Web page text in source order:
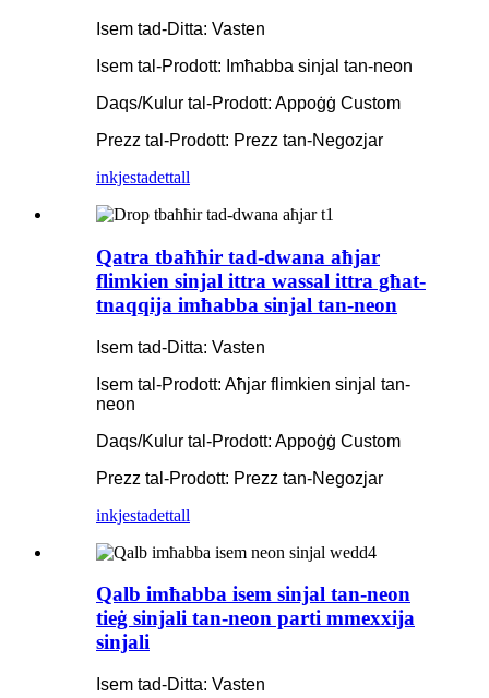
Isem tad-Ditta: Vasten
Isem tal-Prodott: Imħabba sinjal tan-neon
Daqs/Kulur tal-Prodott: Appoġġ Custom
Prezz tal-Prodott: Prezz tan-Negozjar
inkjestadettall
Qatra tbaħħir tad-dwana aħjar
flimkien sinjal ittra wassal ittra għat-
tnaqqija imħabba sinjal tan-neon
Isem tad-Ditta: Vasten
Isem tal-Prodott: Aħjar flimkien sinjal tan-
neon
Daqs/Kulur tal-Prodott: Appoġġ Custom
Prezz tal-Prodott: Prezz tan-Negozjar
inkjestadettall
Qalb imħabba isem sinjal tan-neon
tieġ sinjali tan-neon parti mmexxija
sinjali
Isem tad-Ditta: Vasten